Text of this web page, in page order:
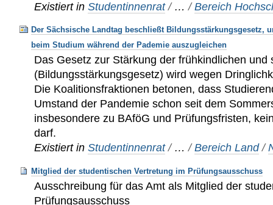
Existiert in Studentinnenrat / …/Bereich
Der Sächsische Landtag beschließt Bildungsstärkungsgesetz,
beim Studium während der Pademie auszugleichen
Das Gesetz zur Stärkung der frühkindlichen und
(Bildungsstärkungsgesetz) wird wegen
Die Koalitionsfraktionen betonen, dass
Umstand der Pandemie schon seit dem
insbesondere zu BAföG und Prüfungsfristen,
darf.
Existiert in Studentinnenrat / …/Bereich Land /
Mitglied der studentischen Vertretung im Prüfungsausschuss
Ausschreibung für das Amt als Mitglied der
Prüfungsausschuss